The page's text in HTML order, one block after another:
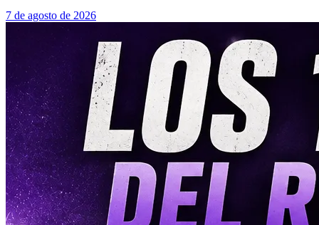
7 de agosto de 2026